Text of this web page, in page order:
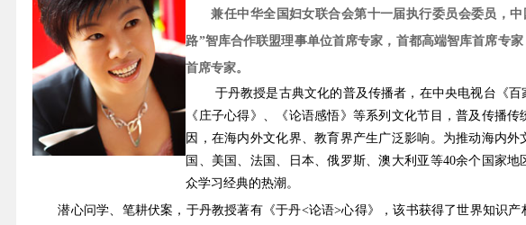
兼任中华全国妇女联合会第十一届执行委员会委员，
路”智库合作联盟理事单位首席专家，首都高端智库首席专
首席专家。
于丹教授是古典文化的普及传播者，在中央电视台《
《庄子心得》、《论语感悟》等系列文化节目，普及传播
因，在海内外文化界、教育界产生广泛影响。为推动海内
国、美国、法国、日本、俄罗斯、澳大利亚等40余个国家
众学习经典的热潮。
潜心问学、笔耕伏案，于丹教授著有《于丹<论语>心得》，该书获得了世界知识